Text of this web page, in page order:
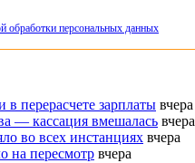
обработки персональных данных
перерасчете зарплаты вчера
— кассация вмешалась вчера
во всех инстанциях вчера
на пересмотр вчера